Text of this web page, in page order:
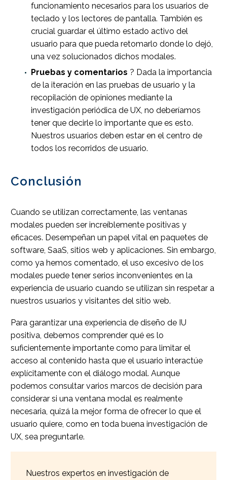
funcionamiento necesarios para los usuarios de
teclado y los lectores de pantalla. También es
crucial guardar el último estado activo del
usuario para que pueda retomarlo donde lo dejó,
una vez solucionados dichos modales.
Pruebas y comentarios ? Dada la importancia
de la iteración en las pruebas de usuario y la
recopilación de opiniones mediante la
investigación periódica de UX, no deberíamos
tener que decirle lo importante que es esto.
Nuestros usuarios deben estar en el centro de
todos los recorridos de usuario.
Conclusión
Cuando se utilizan correctamente, las ventanas
modales pueden ser increíblemente positivas y
eficaces. Desempeñan un papel vital en paquetes de
software, SaaS, sitios web y aplicaciones. Sin embargo,
como ya hemos comentado, el uso excesivo de los
modales puede tener serios inconvenientes en la
experiencia de usuario cuando se utilizan sin respetar a
nuestros usuarios y visitantes del sitio web.
Para garantizar una experiencia de diseño de IU
positiva, debemos comprender qué es lo
suficientemente importante como para limitar el
acceso al contenido hasta que el usuario interactúe
explícitamente con el diálogo modal. Aunque
podemos consultar varios marcos de decisión para
considerar si una ventana modal es realmente
necesaria, quizá la mejor forma de ofrecer lo que el
usuario quiere, como en toda buena investigación de
UX, sea preguntarle.
Nuestros expertos en investigación de